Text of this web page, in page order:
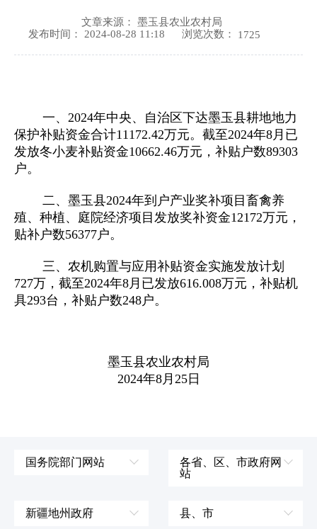
文章来源： 墨玉县农业农村局
发布时间： 2024-08-28 11:18
浏览次数： 1725
一、2024年中央、自治区下达墨玉县耕地地力
保护补贴资金合计11172.42万元。截至2024年8月已
发放冬小麦补贴资金10662.46万元，补贴户数89303
户。
二、墨玉县2024年到户产业奖补项目畜禽养
殖、种植、庭院经济项目发放奖补资金12172万元，
贴补户数56377户。
三、农机购置与应用补贴资金实施发放计划
727万，截至2024年8月已发放616.008万元，补贴机
具293台，补贴户数248户。
墨玉县农业农村局
2024年8月25日
国务院部门网站
国防部
各省、区、市政府网
站
新疆地州政府 县、市